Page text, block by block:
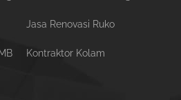
Jasa Renovasi Ruko
Kontraktor Kolam